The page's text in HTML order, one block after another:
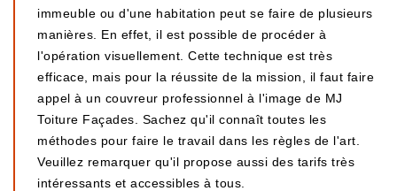
immeuble ou d'une habitation peut se faire de plusieurs
manières. En effet, il est possible de procéder à
l'opération visuellement. Cette technique est très
efficace, mais pour la réussite de la mission, il faut faire
appel à un couvreur professionnel à l'image de MJ
Toiture Façades. Sachez qu'il connaît toutes les
méthodes pour faire le travail dans les règles de l'art.
Veuillez remarquer qu'il propose aussi des tarifs très
intéressants et accessibles à tous.